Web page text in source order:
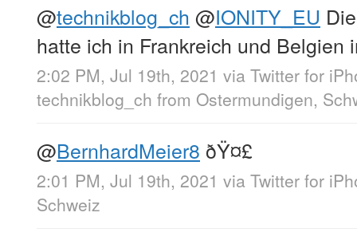
@technikblog_ch @IONITY_EU
hatte ich in Frankreich und Belgien
2:02 PM, Jul 19th, 2021 via Twitter for
technikblog_ch from Ostermundigen,
@BernhardMeier8 ðŸ¤£
2:01 PM, Jul 19th, 2021 via Twitter for
Schweiz